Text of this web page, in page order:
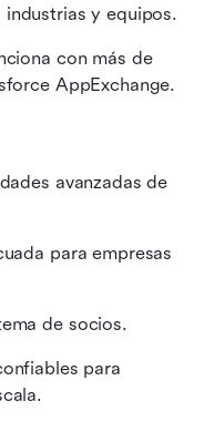
y equipos.
con más de
AppExchange.
avanzadas de
para empresas
de socios.
para